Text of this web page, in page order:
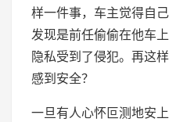
样一件事，车主觉得自
发现是前任偷偷在他车
隐私受到了侵犯。再这
感到安全？
一旦有人心怀叵测地安